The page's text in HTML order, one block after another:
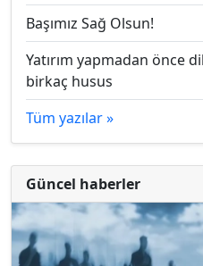
Başımız Sağ Olsun!
Yatırım yapmadan önce
birkaç husus
Tüm yazılar »
Güncel haberler